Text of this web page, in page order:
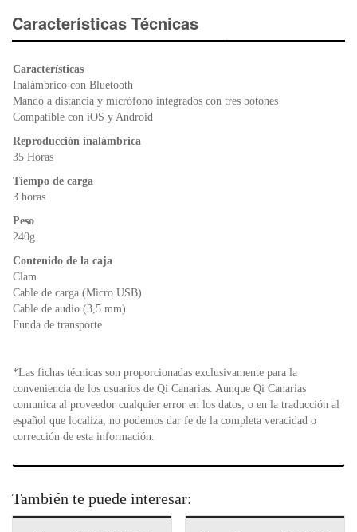
e
b
o
k
er s
A
ri
e
y
Características Técnicas
Características
Inalámbrico con Bluetooth
Mando a distancia y micrófono integrados con tres botones
Compatible con iOS y Android
Reproducción inalámbrica
35 Horas
Tiempo de carga
3 horas
Peso
240g
Contenido de la caja
Clam
Cable de carga (Micro USB)
Cable de audio (3,5 mm)
Funda de transporte
*Las fichas técnicas son proporcionadas exclusivamente para la
conveniencia de los usuarios de Qi Canarias. Aunque Qi Canarias
comunica al proveedor cualquier error en los datos, o en la traducción al
español que localiza, no podemos dar fe de la completa veracidad o
corrección de esta información.
También te puede interesar: